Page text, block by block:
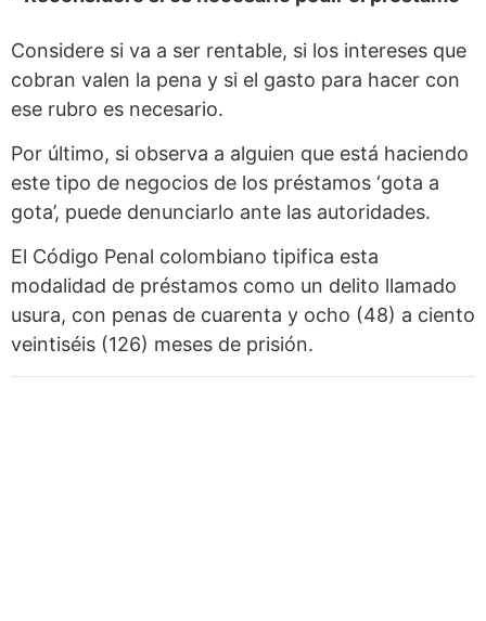
Considere si va a ser rentable, si los intereses que
cobran valen la pena y si el gasto para hacer con
ese rubro es necesario.
Por último, si observa a alguien que está haciendo
este tipo de negocios de los préstamos ‘gota a
gota’, puede denunciarlo ante las autoridades.
El Código Penal colombiano tipifica esta
modalidad de préstamos como un delito llamado
usura, con penas de cuarenta y ocho (48) a ciento
veintiséis (126) meses de prisión.